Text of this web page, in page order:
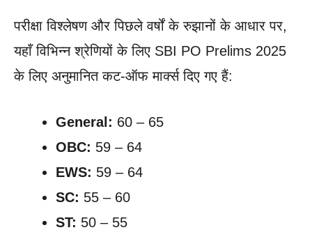
परीक्षा विश्लेषण और पिछले वर्षों के रुझानों के आधार पर,
यहाँ विभिन्न श्रेणियों के लिए SBI PO Prelims 2025
के लिए अनुमानित कट-ऑफ मार्क्स दिए गए हैं:
General: 60 – 65
OBC: 59 – 64
EWS: 59 – 64
SC: 55 – 60
ST: 50 – 55